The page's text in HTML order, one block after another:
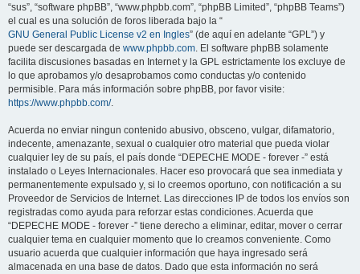
“sus”, “software phpBB”, “www.phpbb.com”, “phpBB Limited”, “phpBB Teams”)
el cual es una solución de foros liberada bajo la “
GNU General Public License v2 en Ingles” (de aquí en adelante “GPL”) y
puede ser descargada de www.phpbb.com. El software phpBB solamente
facilita discusiones basadas en Internet y la GPL estrictamente los excluye de
lo que aprobamos y/o desaprobamos como conductas y/o contenido
permisible. Para más información sobre phpBB, por favor visite:
https://www.phpbb.com/.
Acuerda no enviar ningun contenido abusivo, obsceno, vulgar, difamatorio,
indecente, amenazante, sexual o cualquier otro material que pueda violar
cualquier ley de su país, el país donde “DEPECHE MODE - forever -” está
instalado o Leyes Internacionales. Hacer eso provocará que sea inmediata y
permanentemente expulsado y, si lo creemos oportuno, con notificación a su
Proveedor de Servicios de Internet. Las direcciones IP de todos los envíos son
registradas como ayuda para reforzar estas condiciones. Acuerda que
“DEPECHE MODE - forever -” tiene derecho a eliminar, editar, mover o cerrar
cualquier tema en cualquier momento que lo creamos conveniente. Como
usuario acuerda que cualquier información que haya ingresado será
almacenada en una base de datos. Dado que esta información no será